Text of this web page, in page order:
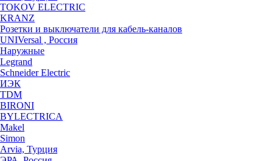
TOKOV ELECTRIC
KRANZ
Розетки и выключатели для кабель-каналов
UNIVersal , Россия
Наружные
Legrand
Schneider Electric
ИЭК
TDM
BIRONI
BYLECTRICA
Makel
Simon
Arvia, Турция